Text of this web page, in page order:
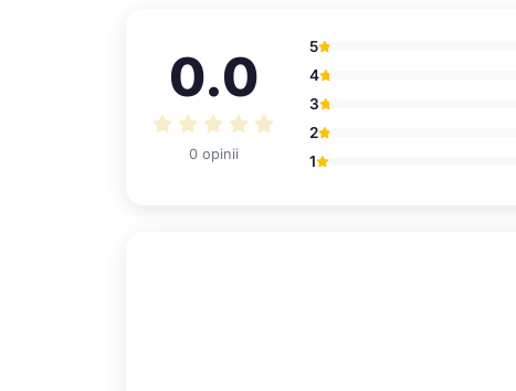
0.0
0 opinii
5
4
3
2
1